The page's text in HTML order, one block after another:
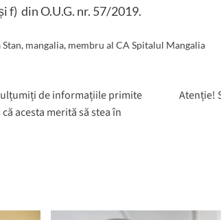
f) din O.U.G. nr. 57/2019.
, mangalia, membru al CA Spitalul Mangalia
de informațiile primite
acesta merită să stea în
Atenție!